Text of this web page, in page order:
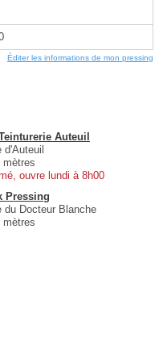
Éditer les informations de mon pressing
Auteuil
d'Auteuil
mètres
ouvre lundi à 8h00
Pressing
du Docteur Blanche
mètres